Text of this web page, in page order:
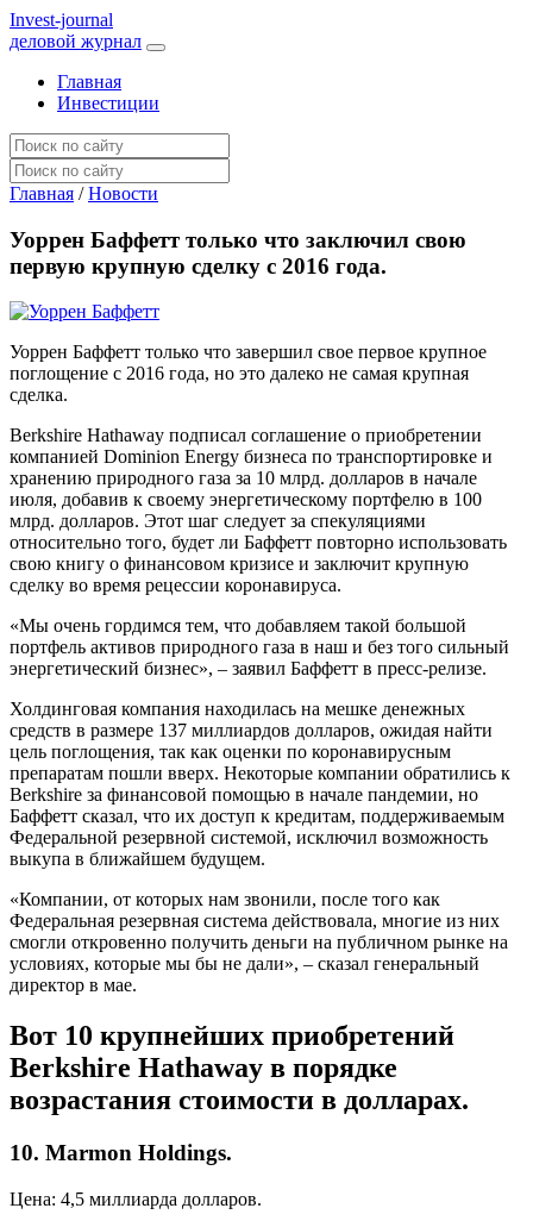
Invest-journal
деловой журнал
Главная
Инвестиции
Главная / Новости
Уоррен Баффетт только что заключил свою
первую крупную сделку с 2016 года.
Уоррен Баффетт только что завершил свое первое крупное
поглощение с 2016 года, но это далеко не самая крупная
сделка.
Berkshire Hathaway подписал соглашение о приобретении
компанией Dominion Energy бизнеса по транспортировке и
хранению природного газа за 10 млрд. долларов в начале
июля, добавив к своему энергетическому портфелю в 100
млрд. долларов. Этот шаг следует за спекуляциями
относительно того, будет ли Баффетт повторно использовать
свою книгу о финансовом кризисе и заключит крупную
сделку во время рецессии коронавируса.
«Мы очень гордимся тем, что добавляем такой большой
портфель активов природного газа в наш и без того сильный
энергетический бизнес», – заявил Баффетт в пресс-релизе.
Холдинговая компания находилась на мешке денежных
средств в размере 137 миллиардов долларов, ожидая найти
цель поглощения, так как оценки по коронавирусным
препаратам пошли вверх. Некоторые компании обратились к
Berkshire за финансовой помощью в начале пандемии, но
Баффетт сказал, что их доступ к кредитам, поддерживаемым
Федеральной резервной системой, исключил возможность
выкупа в ближайшем будущем.
«Компании, от которых нам звонили, после того как
Федеральная резервная система действовала, многие из них
смогли откровенно получить деньги на публичном рынке на
условиях, которые мы бы не дали», – сказал генеральный
директор в мае.
Вот 10 крупнейших приобретений
Berkshire Hathaway в порядке
возрастания стоимости в долларах.
10. Marmon Holdings.
Цена: 4,5 миллиарда долларов.